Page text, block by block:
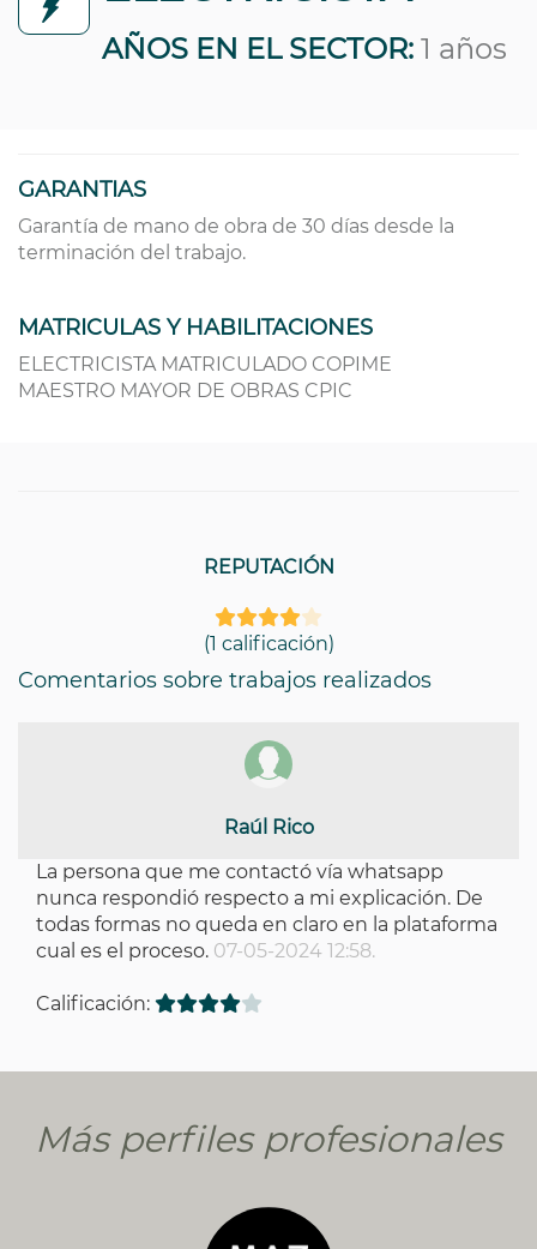
AÑOS EN EL SECTOR: 1 años
GARANTIAS
Garantía de mano de obra de 30 días desde la
terminación del trabajo.
MATRICULAS Y HABILITACIONES
ELECTRICISTA MATRICULADO COPIME
MAESTRO MAYOR DE OBRAS CPIC
REPUTACIÓN
(1 calificación)
Comentarios sobre trabajos realizados
Raúl Rico
La persona que me contactó vía whatsapp
nunca respondió respecto a mi explicación. De
todas formas no queda en claro en la plataforma
cual es el proceso. 07-05-2024 12:58.
Calificación:
Más perfiles profesionales